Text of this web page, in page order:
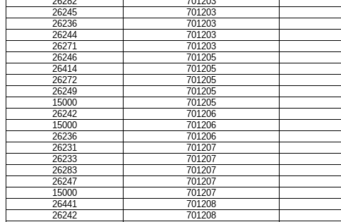
26245
701203
26236
701203
26244
701203
26271
701203
26246
701205
26414
701205
26272
701205
26249
701205
15000
701205
26242
701206
15000
701206
26236
701206
26231
701207
26233
701207
26283
701207
26247
701207
15000
701207
26441
701208
26242
701208